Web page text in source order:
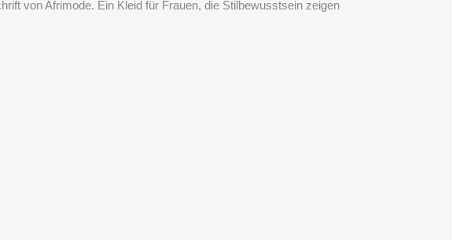
von Afrimode. Ein Kleid für Frauen, die Stilbewusstsein zeigen